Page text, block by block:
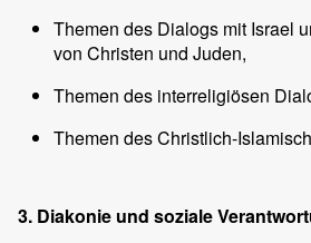
Themen des Dialogs mit Israel
von Christen und Juden,
Themen des interreligiösen
Themen des Christlich-
3. Diakonie und soziale